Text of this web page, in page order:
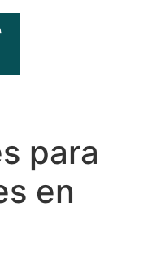
para
en